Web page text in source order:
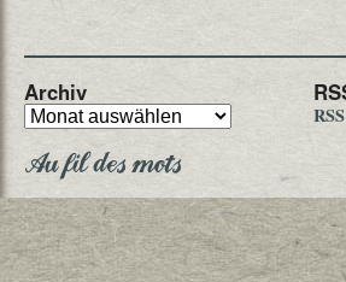
Archiv
Au fil des mots